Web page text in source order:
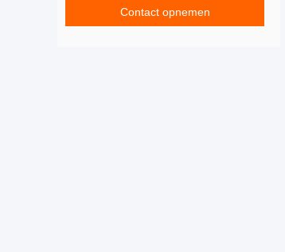
Contact opnemen